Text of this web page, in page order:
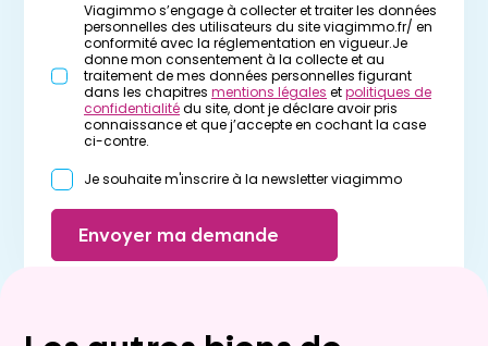
Viagimmo s’engage à collecter et traiter les données
personnelles des utilisateurs du site viagimmo.fr/ en
conformité avec la réglementation en vigueur.Je
donne mon consentement à la collecte et au
traitement de mes données personnelles figurant
dans les chapitres mentions légales etpolitiques de
confidentialitédu site, dont je déclare avoir pris
connaissance et que j’accepte en cochant la case
ci-contre.
Je souhaite m'inscrire à la newsletter viagimmo
Envoyer ma demande